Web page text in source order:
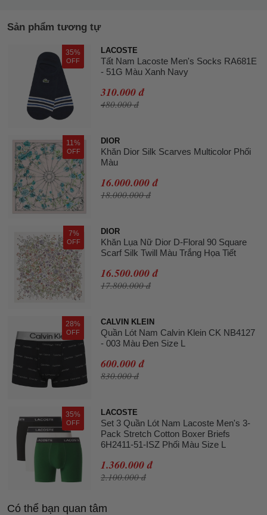
Sản phẩm tương tự
35%
OFF
LACOSTE
Tất Nam Lacoste Men's Socks RA681E
- 51G Màu Xanh Navy
310.000 đ
480.000 đ
11%
OFF
DIOR
Khăn Dior Silk Scarves Multicolor Phối
Màu
16.000.000 đ
18.000.000 đ
7%
OFF
DIOR
Khăn Lụa Nữ Dior D-Floral 90 Square
Scarf Silk Twill Màu Trắng Họa Tiết
16.500.000 đ
17.800.000 đ
28%
OFF
CALVIN KLEIN
Quần Lót Nam Calvin Klein CK NB4127
- 003 Màu Đen Size L
600.000 đ
830.000 đ
35%
OFF
LACOSTE
Set 3 Quần Lót Nam Lacoste Men's 3-
Pack Stretch Cotton Boxer Briefs
6H2411-51-ISZ Phối Màu Size L
1.360.000 đ
2.100.000 đ
Có thể bạn quan tâm